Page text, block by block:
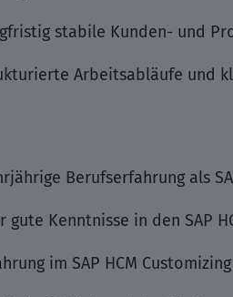
stabile Kunden- und
Arbeitsabläufe und
Berufserfahrung als
gute Kenntnisse in den SAP
im SAP HCM